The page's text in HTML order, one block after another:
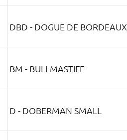
DBD - DOGUE DE BORDEAUX
BM - BULLMASTIFF
D - DOBERMAN SMALL